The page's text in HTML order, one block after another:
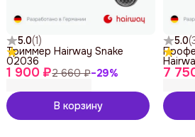
5.0(1)
1 900 ₽2 660 ₽−29%
Триммер Hairway Snake
02036
В корзину
5.0(
7